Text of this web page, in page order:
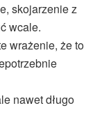
skojarzenie z
wcale.
wrażenie, że to
nawet długo